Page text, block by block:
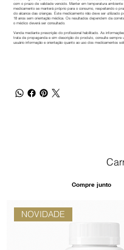
com o prazo de validade vencido. Manter em temperatura
medicamento se manterá próprio para o consumo, respeitando o
do alcance das crianças. Este medicamento não deve ser utilizado
18 anos sem orientação médica. Os resultados dependem da
o médico deverá ser consultado.
Venda mediante prescrição do profissional habilitado. As
trata de propaganda e sim descrição do produto, consulte sempre
usuário informação e orientação quanto ao uso dos medicamentos
Compre junto
NOVIDADE